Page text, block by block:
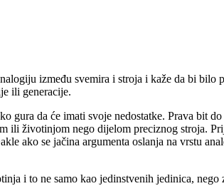
između svemira i stroja i kaže da bi bilo
ili generacije.
gura da će imati svoje nedostatke. Prava bit
ili životinjom nego dijelom preciznog stroja.
ako se jačina argumenta oslanja na vrstu
i to ne samo kao jedinstvenih jedinica,